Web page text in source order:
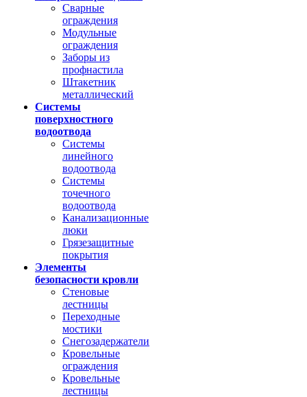
Сварные
ограждения
Модульные
ограждения
Заборы из
профнастила
Штакетник
металлический
Системы
поверхностного
водоотвода
Системы
линейного
водоотвода
Системы
точечного
водоотвода
Канализационные
люки
Грязезащитные
покрытия
Элементы
безопасности кровли
Стеновые
лестницы
Переходные
мостики
Снегозадержатели
Кровельные
ограждения
Кровельные
лестницы